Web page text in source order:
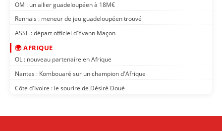
OM : un ailier guadeloupéen à 18M€
Rennais : meneur de jeu guadeloupéen trouvé
ASSE : départ officiel d'Yvann Maçon
🌍 AFRIQUE
OL : nouveau partenaire en Afrique
Nantes : Kombouaré sur un champion d'Afrique
Côte d'Ivoire : le sourire de Désiré Doué